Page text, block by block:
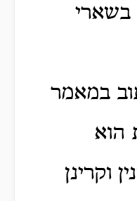
בשארי
במאמר
הוא
וקרינן